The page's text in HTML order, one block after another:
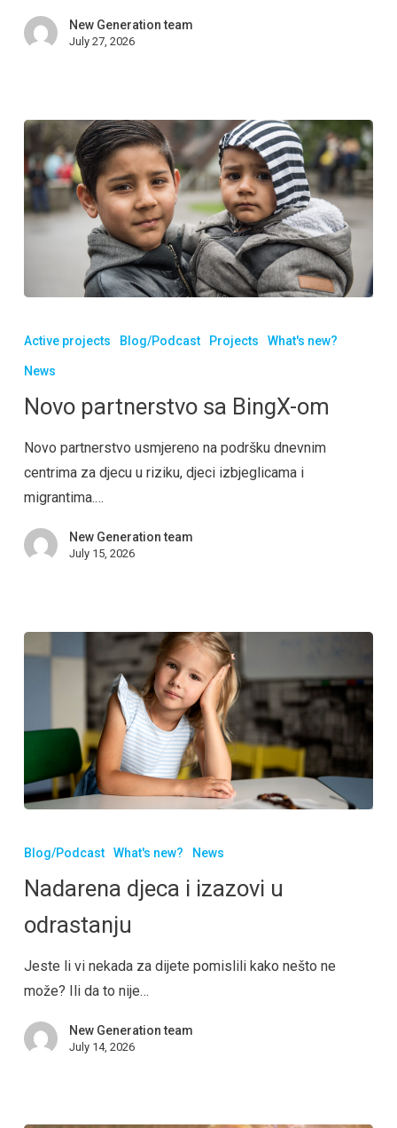
New Generation team
July 27, 2026
Active projects Blog/Podcast Projects What's new?
News
Novo partnerstvo sa BingX-om
Novo partnerstvo usmjereno na podršku dnevnim
centrima za djecu u riziku, djeci izbjeglicama i
migrantima.…
New Generation team
July 15, 2026
Blog/Podcast What's new? News
Nadarena djeca i izazovi u
odrastanju
Jeste li vi nekada za dijete pomislili kako nešto ne
može? Ili da to nije…
New Generation team
July 14, 2026